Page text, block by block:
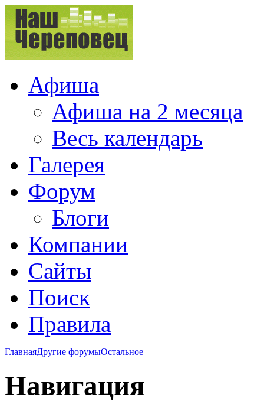
Афиша
Афиша на 2 месяца
Весь календарь
Галерея
Форум
Блоги
Компании
Сайты
Поиск
Правила
ГлавнаяДругие форумыОстальное
Навигация